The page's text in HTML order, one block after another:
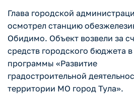
Глава городской
осмотрел станцию
Обидимо. Объект возвели за
средств городского бюджета
программы «Развитие
градостроительной
территории МО город Тула».